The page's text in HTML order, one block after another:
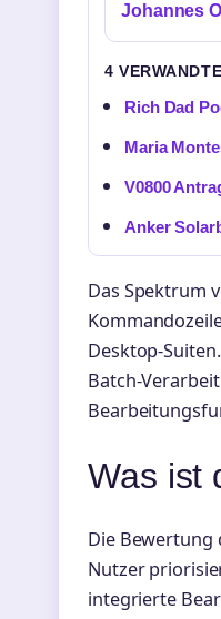
Johannes
4
Rich Dad
Maria
V0800
Anker
Das Spektrum
Desktop-
Batch-
Was ist
Die Bewertung
Nutzer
integrierte